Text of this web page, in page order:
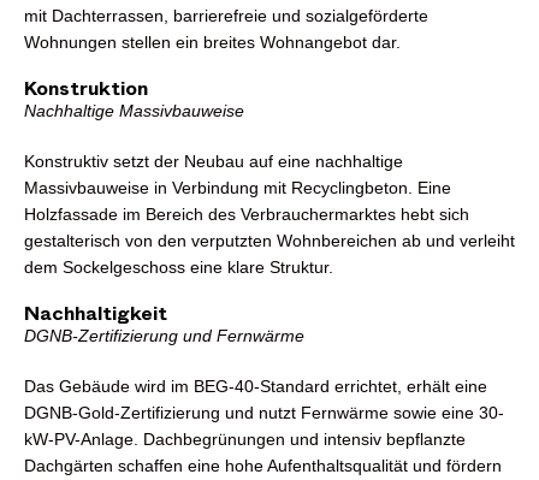
mit Dachterrassen, barrierefreie und sozialgeförderte
Wohnungen stellen ein breites Wohnangebot dar.
Konstruktion
Nachhaltige Massivbauweise
Konstruktiv setzt der Neubau auf eine nachhaltige
Massivbauweise in Verbindung mit Recyclingbeton. Eine
Holzfassade im Bereich des Verbrauchermarktes hebt sich
gestalterisch von den verputzten Wohnbereichen ab und verleiht
dem Sockelgeschoss eine klare Struktur.
Nachhaltigkeit
DGNB-Zertifizierung und Fernwärme
Das Gebäude wird im BEG-40-Standard errichtet, erhält eine
DGNB-Gold-Zertifizierung und nutzt Fernwärme sowie eine 30-
kW-PV-Anlage. Dachbegrünungen und intensiv bepflanzte
Dachgärten schaffen eine hohe Aufenthaltsqualität und fördern